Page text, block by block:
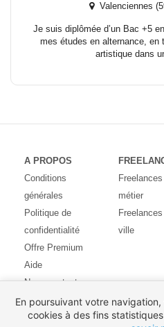
Valenciennes
Je suis diplômée d’un Bac +5
mes études en alternance, en
artistique dans
A PROPOS
Conditions
générales
Politique de
confidentialité
Offre Premium
Aide
Nous contacter
Avis des
utilisateurs
métier
ville
En poursuivant votre
cookies à des fins